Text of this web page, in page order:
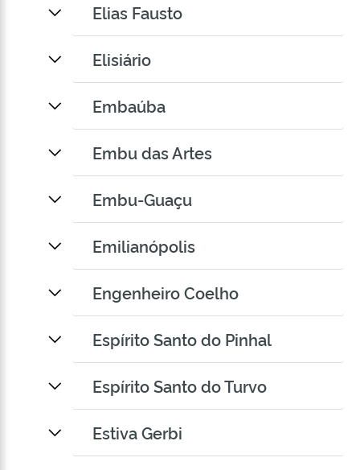
Elias Fausto
Elisiário
Embaúba
Embu das Artes
Embu-Guaçu
Emilianópolis
Engenheiro Coelho
Espírito Santo do Pinhal
Espírito Santo do Turvo
Estiva Gerbi